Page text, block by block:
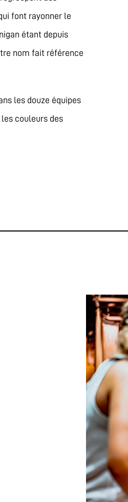
font rayonner le
étant depuis
nom fait référence
les douze équipes
couleurs des